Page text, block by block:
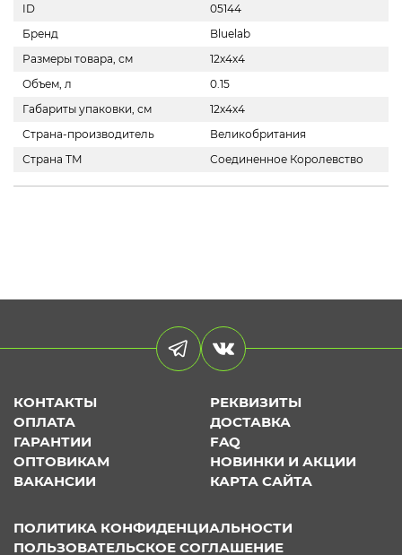
ID
05144
Бренд
Bluelab
Размеры товара, см
12х4х4
Объем, л
0.15
Габариты упаковки, см
12х4х4
Страна-производитель
Великобритания
Страна ТМ
Соединенное Королевство
КОНТАКТЫ
РЕКВИЗИТЫ
ОПЛАТА
ДОСТАВКА
ГАРАНТИИ
FAQ
ОПТОВИКАМ
НОВИНКИ И АКЦИИ
ВАКАНСИИ
КАРТА САЙТА
ПОЛИТИКА КОНФИДЕНЦИАЛЬНОСТИ
ПОЛЬЗОВАТЕЛЬСКОЕ СОГЛАШЕНИЕ